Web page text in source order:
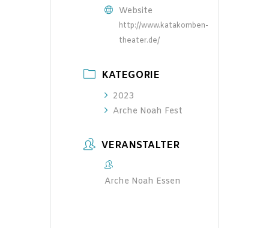
Website
http://www.katakomben-
theater.de/
KATEGORIE
2023
Arche Noah Fest
VERANSTALTER
Arche Noah Essen